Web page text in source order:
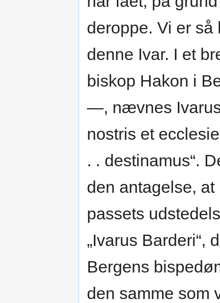
deroppe. Vi er
denne Ivar. I et
biskop Hakon i
—, nævnes Ivarus
nostris et
. . destinamus“.
den antagelse,
passets
„Ivarus Barderi“,
Bergens
den samme som